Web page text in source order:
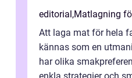
editorial,Matlagning
Att laga mat för hela
kännas som en
har olika